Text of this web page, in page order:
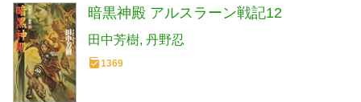
暗黒神殿 アルスラーン戦記12
田中芳樹 丹野忍
1369